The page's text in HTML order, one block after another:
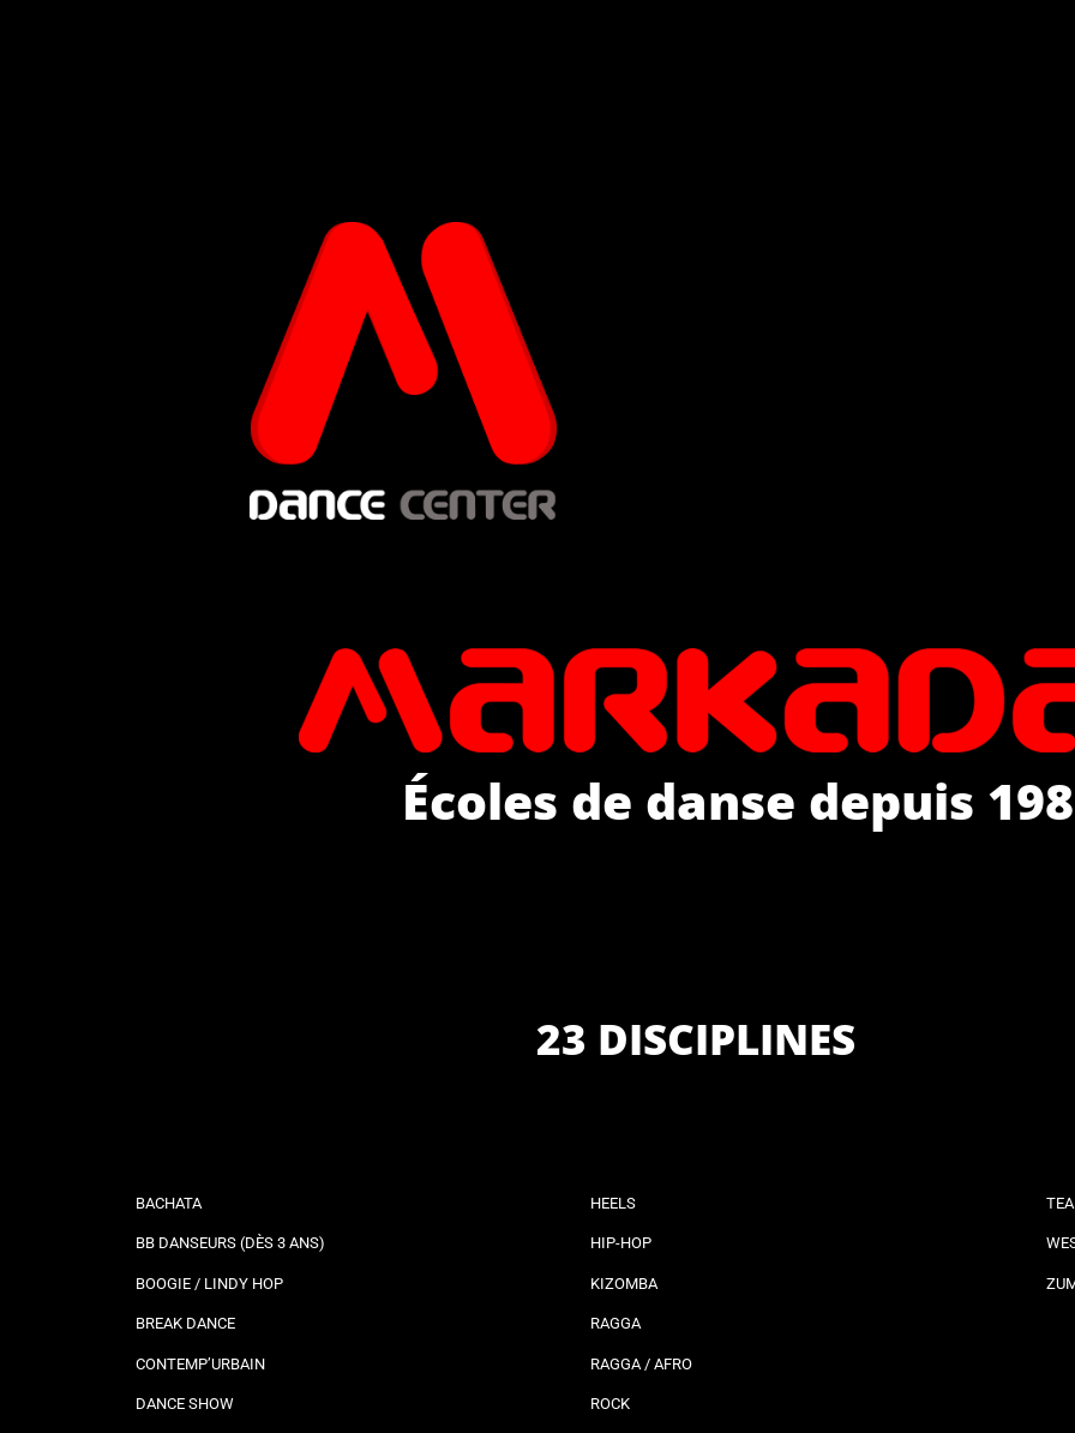
Écoles de danse depuis
23 DISCIPLINES
BACHATA
BB DANSEURS (DÈS 3 ANS)
BOOGIE / LINDY HOP
BREAK DANCE
CONTEMP’URBAIN
DANCE SHOW
HEELS
HIP-HOP
KIZOMBA
RAGGA
RAGGA / AFRO
ROCK